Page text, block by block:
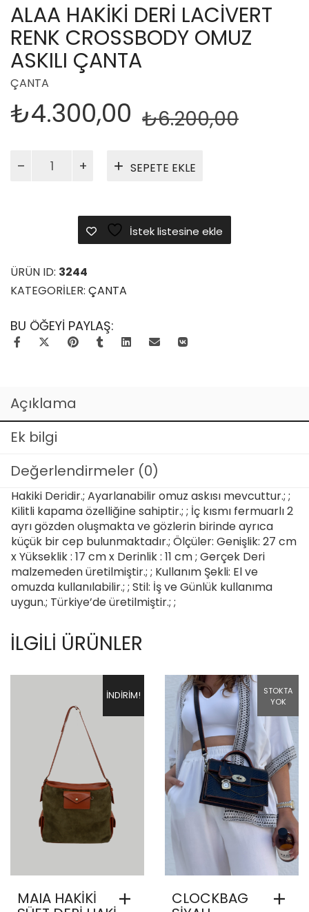
ALAA HAKIKI DERI LACIVERT
RENK CROSSBODY OMUZ
ASKILI ÇANTA
ÇANTA
₺6.200,00
₺4.300,00 Şu
Hakiki
Askılı
Çanta
adet
SEPETE EKLE
İstek listesine ekle
ÜRÜN ID: 3244
KATEGORILER: ÇANTA
BU ÖĞEYI PAYLAŞ:
Açıklama
Ek bilgi
Değerlendirmeler (0)
Hakiki Deridir.; Ayarlanabilir omuz askısı mevcuttur.; ;
Kilitli kapama özelliğine sahiptir.; ; İç kısmı fermuarlı 2
ayrı gözden oluşmakta ve gözlerin birinde ayrıca
küçük bir cep bulunmaktadır.; Ölçüler: Genişlik: 27 cm
x Yükseklik : 17 cm x Derinlik : 11 cm ; Gerçek Deri
malzemeden üretilmiştir.; ; Kullanım Şekli: El ve
omuzda kullanılabilir.; ; Stil: İş ve Günlük kullanıma
uygun.; Türkiye’de üretilmiştir.; ;
İLGILI ÜRÜNLER
İNDIRIM!
MAIA HAKİKİ
STOKTA
YOK
CLOCKBAG